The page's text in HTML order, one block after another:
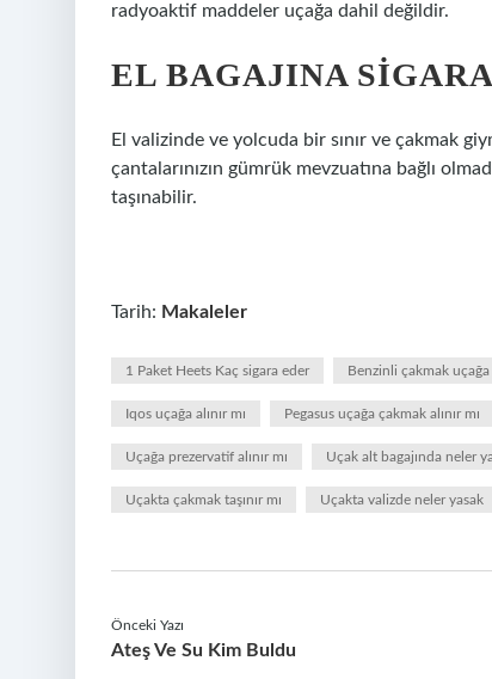
radyoaktif maddeler uçağa dahil değildir.
EL BAGAJINA
El valizinde ve yolcuda bir sınır ve çakmak
çantalarınızın gümrük mevzuatına bağlı
taşınabilir.
Tarih: Makaleler
1 Paket Heets Kaç sigara eder Benzinli çakmak uçağa
Iqos uçağa alınır mı Pegasus uçağa çakmak alınır mı
Uçağa prezervatif alınır mı Uçak alt bagajında neler
Uçakta çakmak taşınır mı Uçakta valizde neler yasak
Önceki Yazı
Ateş Ve Su Kim Buldu